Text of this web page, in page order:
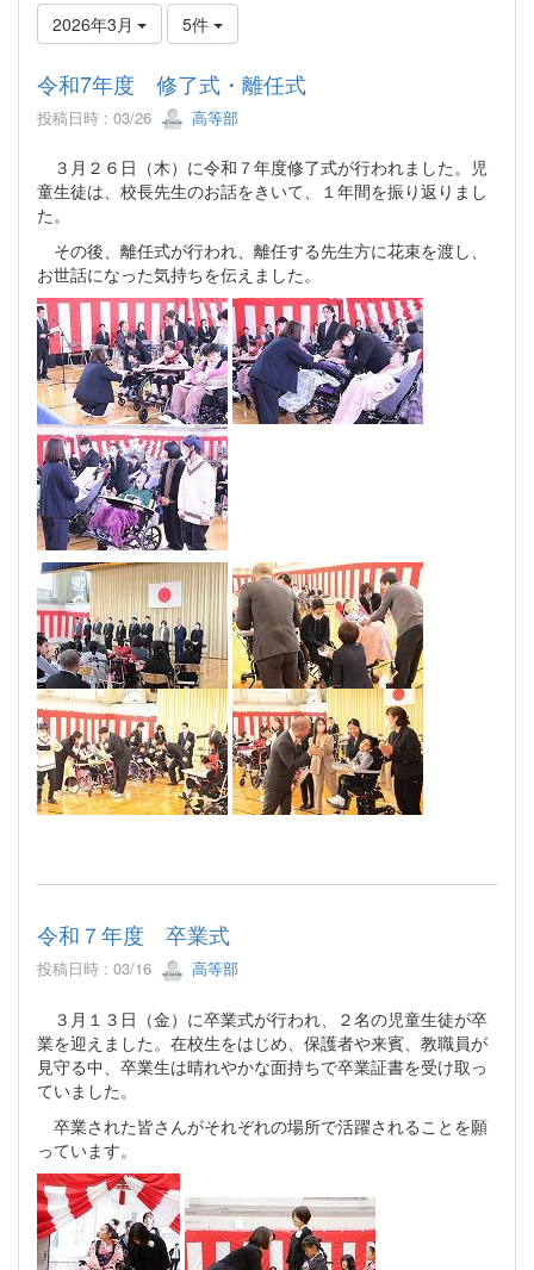
2026年3月 5件
令和7年度 修了式・離任式
投稿日時 : 03/26 高等部
３月２６日（木）に令和７年度修了式が行われました。児
童生徒は、校長先生のお話をきいて、１年間を振り返りまし
た。
その後、離任式が行われ、離任する先生方に花束を渡し、
お世話になった気持ちを伝えました。
令和７年度 卒業式
投稿日時 : 03/16 高等部
３月１３日（金）に卒業式が行われ、２名の児童生徒が卒
業を迎えました。在校生をはじめ、保護者や来賓、教職員が
見守る中、卒業生は晴れやかな面持ちで卒業証書を受け取っ
ていました。
卒業された皆さんがそれぞれの場所で活躍されることを願
っています。